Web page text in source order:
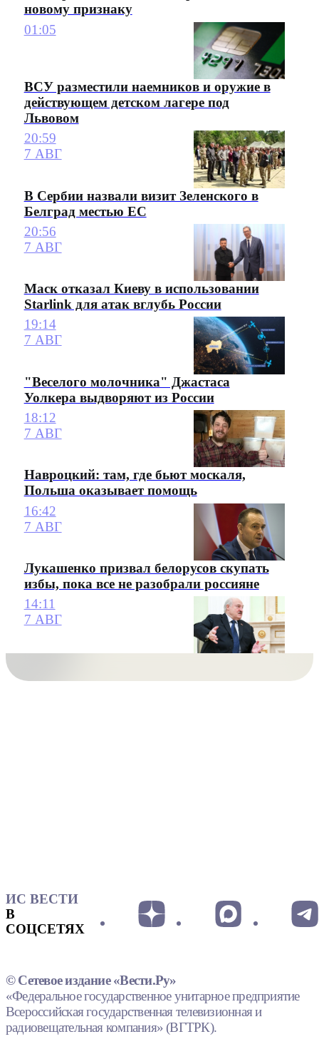
новому признаку
01:05
ВСУ разместили наемников и оружие в
действующем детском лагере под
Львовом
20:59
7 АВГ
В Сербии назвали визит Зеленского в
Белград местью ЕС
20:56
7 АВГ
Маск отказал Киеву в использовании
Starlink для атак вглубь России
19:14
7 АВГ
"Веселого молочника" Джастаса
Уолкера выдворяют из России
18:12
7 АВГ
Навроцкий: там, где бьют москаля,
Польша оказывает помощь
16:42
7 АВГ
Лукашенко призвал белорусов скупать
избы, пока все не разобрали россияне
14:11
7 АВГ
ИС ВЕСТИ
В
СОЦСЕТЯХ
© Сетевое издание «Вести.Ру»
«Федеральное государственное унитарное предприятие
Всероссийская государственная телевизионная и
радиовещательная компания» (ВГТРК).